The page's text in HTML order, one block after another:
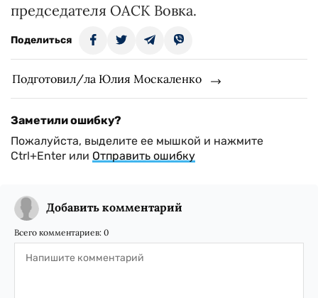
председателя ОАСК Вовка.
Поделиться
Подготовил/ла Юлия Москаленко
Заметили ошибку?
Пожалуйста, выделите ее мышкой и нажмите
Ctrl+Enter или Отправить ошибку
Добавить комментарий
Всего комментариев: 0